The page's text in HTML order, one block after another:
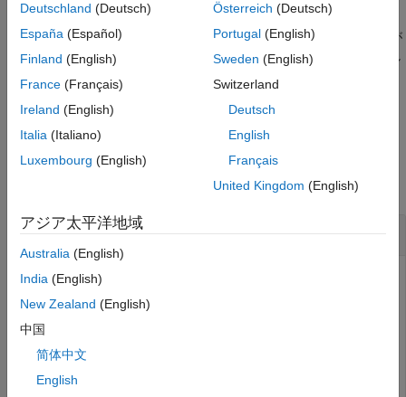
f= realmax(like=
は、データ型、スパース性、実数/複素数が
浮動小数点変数
と同じである、最大の有限浮動小数点数を返し
例
例
倍精度
出力形式を long 型科学表記に設定します。IEEE® 倍精度で
f = realmax
Deutschland (Deutsch)
España (Español)
Finland (English)
France (Français)
Ireland (English)
Italia (Italiano)
Luxembourg (English)
Österreich (Deutsch)
Portugal(English)
Sweden (English)
Switzerland
Deutsch
English
Français
United Kingdom (English)
アジア太平洋地域
Australia (English)
India (English)
New Zealand (English)
中国
简体中文
English